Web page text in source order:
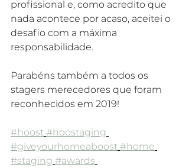
profissional e, como acredito que
nada acontece por acaso, aceitei o
desafio com a máxima
responsabilidade.
Parabéns também a todos os
stagers merecedores que foram
reconhecidos em 2019!
#hoost #hoostaging
#giveyourhomeaboost #home
#staging #awards